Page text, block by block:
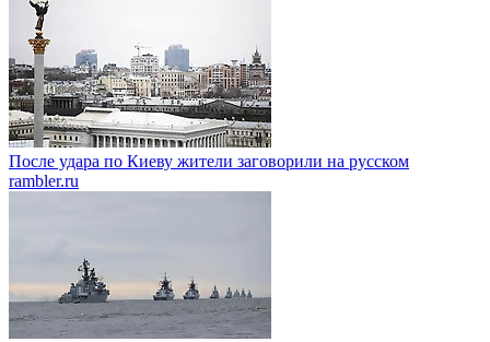
После удара по Киеву жители заговорили на русском
rambler.ru